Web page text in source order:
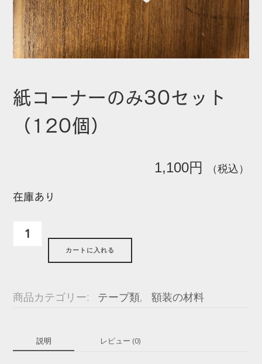
紙コーナーのみ30セット
（120個）
1,100円 （税込）
在庫あり
ー
30
カートに入れる
商品カテゴリー: テープ類, 額装の材料
説明 レビュー (0)